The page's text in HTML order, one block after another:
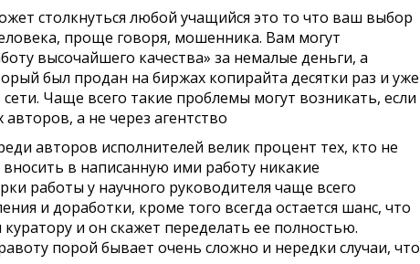
столкнуться любой учащийся это то что ваш выбор
проще говоря, мошенника. Вам могут
высочайшего качества» за немалые деньги, а
был продан на биржах копирайта десятки раз и уже
Чаще всего такие проблемы могут возникать, если
а не через агентство
авторов исполнителей велик процент тех, кто не
вносить в написанную ими работу никакие
работы у научного руководителя чаще всего
и доработки, кроме того всегда остается шанс, что
и он скажет переделать ее полностью.
порой бывает очень сложно и нередки случаи, что